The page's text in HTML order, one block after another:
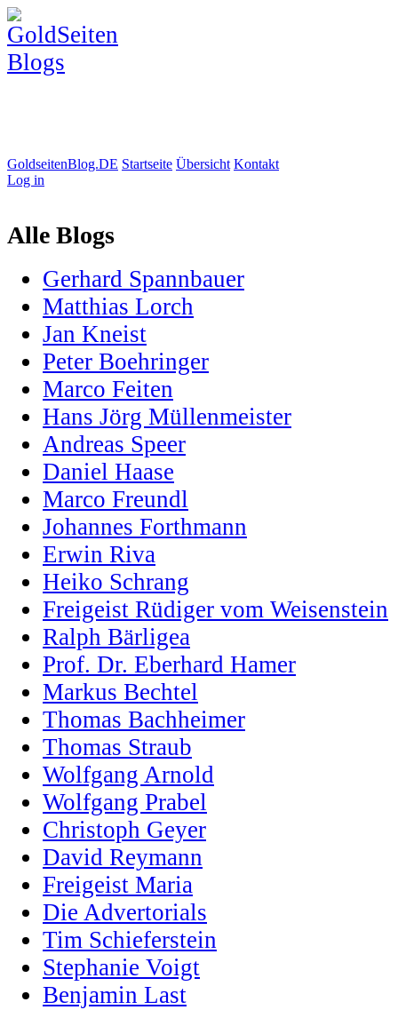
GoldseitenBlog.DE Startseite Übersicht Kontakt
Log in
Alle Blogs
Gerhard Spannbauer
Matthias Lorch
Jan Kneist
Peter Boehringer
Marco Feiten
Hans Jörg Müllenmeister
Andreas Speer
Daniel Haase
Marco Freundl
Johannes Forthmann
Erwin Riva
Heiko Schrang
Freigeist Rüdiger vom Weisenstein
Ralph Bärligea
Prof. Dr. Eberhard Hamer
Markus Bechtel
Thomas Bachheimer
Thomas Straub
Wolfgang Arnold
Wolfgang Prabel
Christoph Geyer
David Reymann
Freigeist Maria
Die Advertorials
Tim Schieferstein
Stephanie Voigt
Benjamin Last